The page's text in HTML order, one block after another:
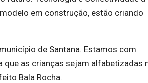
em construção, estão criando
de Santana. Estamos com
as crianças sejam alfabetizadas
Bala Rocha.